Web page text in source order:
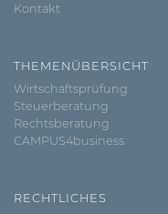
Kontakt
THEMENÜBERSICHT
Wirtschaftsprüfung
Steuerberatung
Rechtsberatung
CAMPUS4business
RECHTLICHES